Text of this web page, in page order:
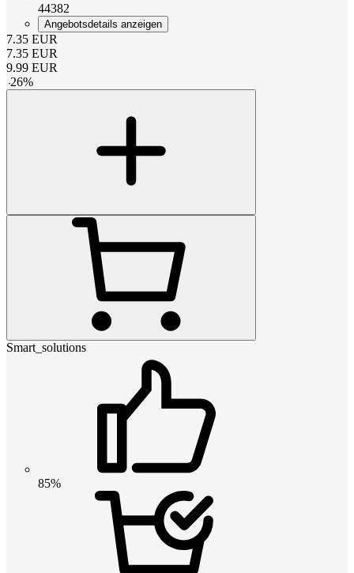
44382
Angebotsdetails anzeigen
7.35 EUR
7.35 EUR
9.99 EUR
-26%
Smart_solutions
85%